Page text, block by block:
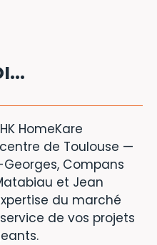
HomeKare
de Toulouse —
Compans
et Jean
du marché
de vos projets